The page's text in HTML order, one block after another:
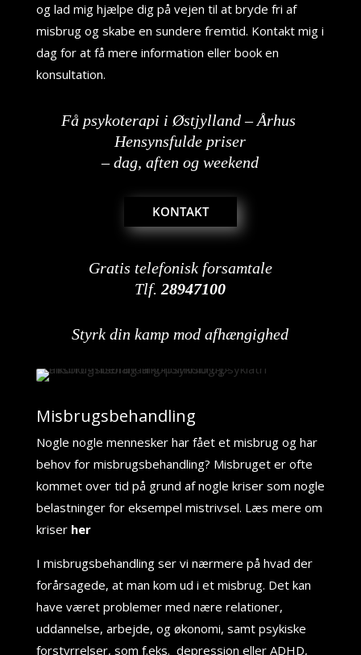
og lad mig hjælpe dig på vejen til at bryde fri af
misbrug og skabe en sundere fremtid. Kontakt mig i
dag for at få mere information eller book en
konsultation.
Få psykoterapi i Østjylland – Århus
Hensynsfulde priser
– dag, aften og weekend
KONTAKT
Gratis telefonisk forsamtale
Tlf.28947100
Styrk din kamp mod afhængighed
Misbrugsbehandling
Nogle nogle mennesker har fået et misbrug og har
behov for misbrugsbehandling? Misbruget er ofte
kommet over tid på grund af nogle kriser som nogle
belastninger for eksempel mistrivsel. Læs mere om
kriser her
I misbrugsbehandling ser vi nærmere på hvad der
forårsagede, at man kom ud i et misbrug. Det kan
have været problemer med nære relationer,
uddannelse, arbejde, og økonomi, samt psykiske
forstyrrelser, som f.eks. depression eller ADHD,